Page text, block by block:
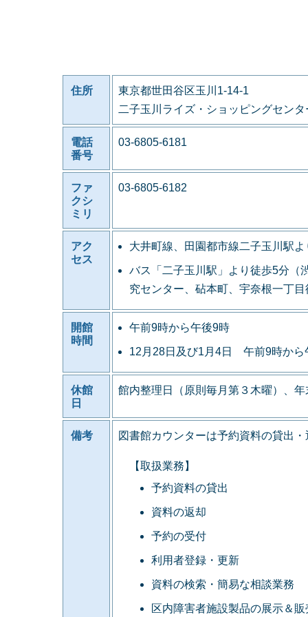
住所
東京都世田谷区玉川1-14-1
二子玉川ライズ・ショッピングセン
電話
番号
03-6805-6181
ファ
クシ
ミリ
03-6805-6182
アク
セス
大井町線、田園都市線二子玉川駅
バス「二子玉川駅」より徒歩5分（
究センター、砧本町、宇奈根一丁
開館
時間
午前9時から午後9時
12月28日及び1月4日 午前9時から
休館
日
館内整理日（原則毎月第３木曜）、年
備考 図書館カウンターは予約資料の貸出
【取扱業務】
予約資料の貸出
資料の返却
予約の受付
利用者登録・更新
資料の検索・簡易な相談業務
区内障害者施設製品の展示＆販